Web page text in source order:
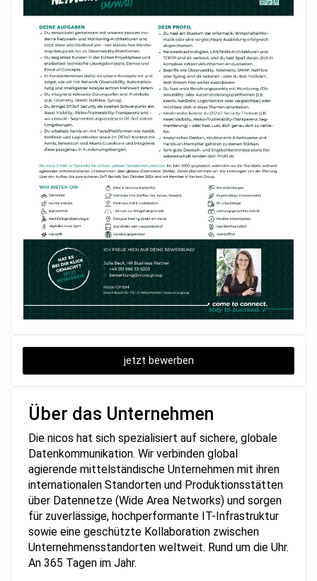
jetzt bewerben
Über das Unternehmen
Die nicos hat sich spezialisiert auf sichere, globale
Datenkommunikation. Wir verbinden global
agierende mittelständische Unternehmen mit ihren
internationalen Standorten und Produktionsstätten
über Datennetze (Wide Area Networks) und sorgen
für zuverlässige, hochperformante IT-Infrastruktur
sowie eine geschützte Kollaboration zwischen
Unternehmensstandorten weltweit. Rund um die Uhr.
An 365 Tagen im Jahr.